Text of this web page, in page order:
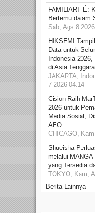
FAMILIARITÉ:
Bertemu dalam
Sab, Ags 8
HIKSEMI
Data untuk
Indonesia 2026,
di Asia Tenggara
JAKARTA,
7 2026 04.14
Cision Raih
2026 untuk
Media Sosial,
AEO
CHICAGO,
Shueisha
melalui
yang Tersedia
TOKYO, Kam,
Berita Lainnya